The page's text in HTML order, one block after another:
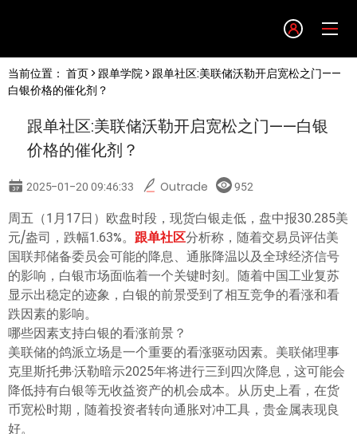
English
简体中文
한글
日本語
Tiếng việt
ไทย
当前位置： 首页> 跟单学院> 跟单社区:美联储沃勒开启宽松之门——
白银价格的催化剂？
跟单社区:美联储沃勒开启宽松之门——白银
价格的催化剂？
2025-01-20 09:46:33 Outrade 952
周五（1月17日）欧盘时段，现货白银走低，盘中报30.285美
元/盎司，跌幅1.63%。 跟单社区分析称，随着交易员评估美
国联邦储备委员会可能的降息、通胀降温以及全球经济信号
的影响，白银市场面临着一个关键时刻。随着中国工业复苏
显示出稳定的迹象，白银的前景受到了相互竞争的看涨和看
跌因素的影响。
哪些因素支持白银的看涨前景？
美联储的鸽派立场是一个重要的看涨驱动因素。美联储理事
克里斯托弗·沃勒暗示2025年将进行三到四次降息，这可能会
降低持有白银等无收益资产的机会成本。从历史上看，在货
币宽松时期，随着投资者转向通胀对冲工具，贵金属表现良
好。